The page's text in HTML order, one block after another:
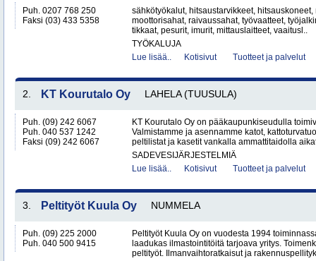
Puh. 0207 768 250
Faksi (03) 433 5358
sähkötyökalut, hitsaustarvikkeet,
moottorisahat, raivaussahat, työvaatteet,
tikkaat, pesurit, imurit, mittauslaitteet, vaaitusl..
TYÖKALUJA
Lue lisää..
Kotisivut Tuotteet ja palvelut
2. KT Kourutalo Oy LAHELA (TUUSULA)
Puh. (09) 242 6067
Puh. 040 537 1242
Faksi (09) 242 6067
KT Kourutalo Oy on pääkaupunkiseudulla
Valmistamme ja asennamme katot,
peltilistat ja kasetit vankalla ammattitaidolla
SADEVESIJÄRJESTELMIÄ
Lue lisää..
Kotisivut Tuotteet ja palvelut
3. Peltityöt Kuula Oy NUMMELA
Puh. (09) 225 2000
Puh. 040 500 9415
Peltityöt Kuula Oy on vuodesta 1994
laadukas ilmastointitöitä tarjoava yritys.
peltityöt. Ilmanvaihtoratkaisut ja